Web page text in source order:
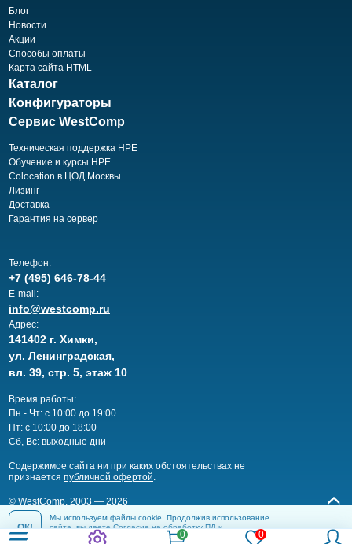
Блог
Новости
Акции
Способы оплаты
Карта сайта HTML
Каталог
Конфигураторы
Сервис WestComp
Техническая поддержка HPE
Обучение и курсы HPE
Colocation в ЦОД Москвы
Лизинг
Доставка
Гарантия на сервер
Телефон:
+7 (495) 646-78-44
E-mail:
info@westcomp.ru
Адрес:
141402 г. Химки,
ул. Ленинградская,
вл. 39, стр. 5, этаж 10
Время работы:
Пн - Чт: с 10:00 до 19:00
Пт: с 10:00 до 18:00
Сб, Вс: выходные дни
Cодержимое сайта ни при каких обстоятельствах не
признается публичной офертой.
© WestComp, 2003 — 2026
ОК!
Мы используем файлы cookie. Продолжив использование
сайта, вы даете Согласие на обработку ПД и
соглашаетесь с
Политикой конфиденциальности